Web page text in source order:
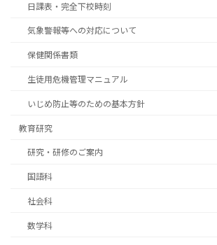
日課表・完全下校時刻
気象警報等への対応について
保健関係書類
生徒用危機管理マニュアル
いじめ防止等のための基本方針
教育研究
研究・研修のご案内
国語科
社会科
数学科